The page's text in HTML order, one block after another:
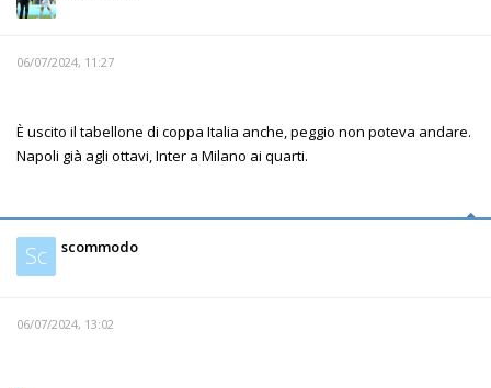
06/07/2024, 11:27
È uscito il tabellone di coppa Italia anche, peggio non poteva andare.
Napoli già agli ottavi, Inter a Milano ai quarti.
Sc scommodo
06/07/2024, 13:02